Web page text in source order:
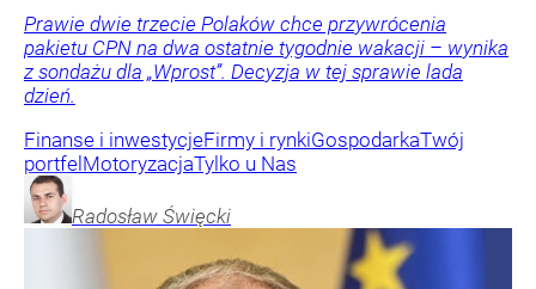
Prawie dwie trzecie Polaków chce przywrócenia
pakietu CPN na dwa ostatnie tygodnie wakacji – wynika
z sondażu dla „Wprost”. Decyzja w tej sprawie lada
dzień.
Finanse i inwestycjeFirmy i rynkiGospodarkaTwój
portfelMotoryzacjaTylko u Nas
Radosław Święcki